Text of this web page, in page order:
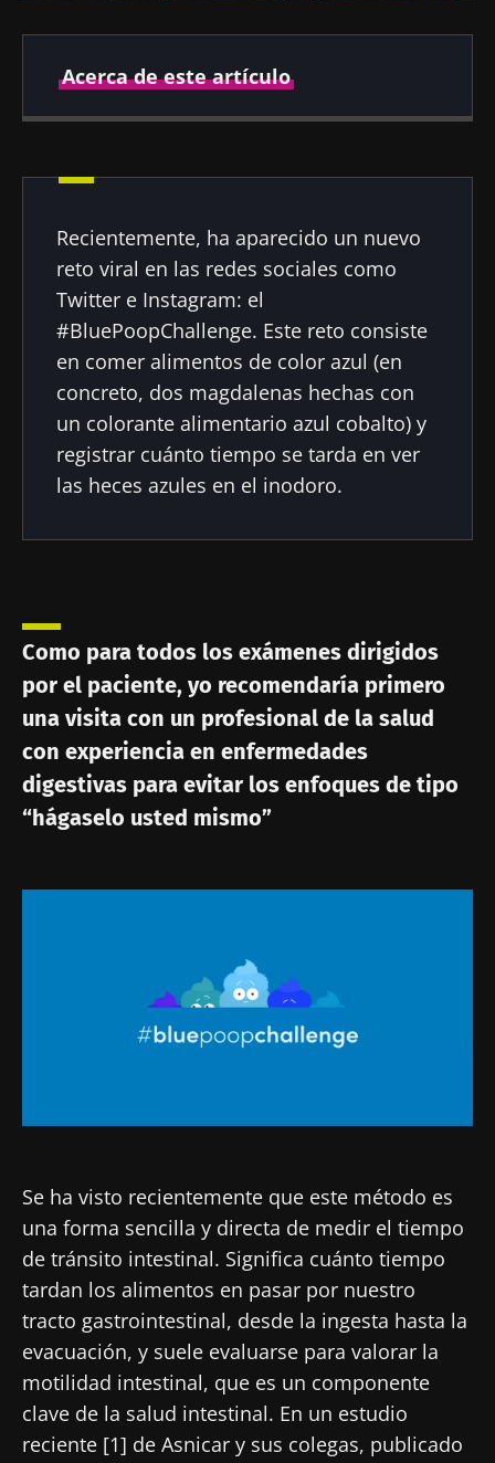
Acerca de este artículo
Autor
Prof. Gianluca Ianiro
Fecha de
publicación
26 Abril 2022
Fecha de
actualización
30 Agosto 2024
Recientemente, ha aparecido un nuevo
reto viral en las redes sociales como
Twitter e Instagram: el
#BluePoopChallenge. Este reto consiste
en comer alimentos de color azul (en
concreto, dos magdalenas hechas con
un colorante alimentario azul cobalto) y
registrar cuánto tiempo se tarda en ver
las heces azules en el inodoro.
Como para todos los exámenes dirigidos
por el paciente, yo recomendaría primero
una visita con un profesional de la salud
con experiencia en enfermedades
digestivas para evitar los enfoques de tipo
“hágaselo usted mismo”
Se ha visto recientemente que este método es
una forma sencilla y directa de medir el tiempo
de tránsito intestinal. Significa cuánto tiempo
tardan los alimentos en pasar por nuestro
tracto gastrointestinal, desde la ingesta hasta la
evacuación, y suele evaluarse para valorar la
motilidad intestinal, que es un componente
clave de la salud intestinal. En un estudio
reciente [1] de Asnicar y sus colegas, publicado